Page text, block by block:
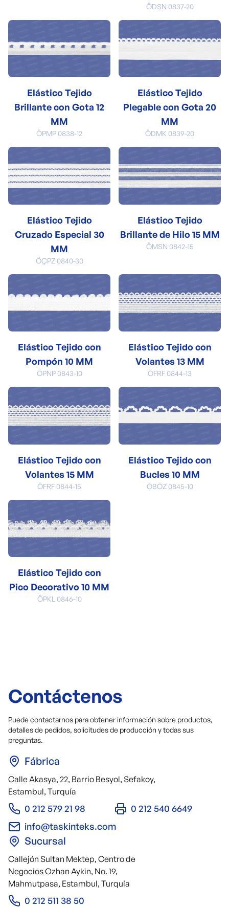
ÖDSN 0837-20
Elástico Tejido
Brillante con Gota 12
MM
ÖPMP 0838-12
Elástico Tejido
Plegable con Gota 20
MM
ÖDMK 0839-20
Elástico Tejido
Cruzado Especial 30
MM
ÖÇPZ 0840-30
Elástico Tejido
Brillante de Hilo 15 MM
ÖMSN 0842-15
Elástico Tejido con
Pompón 10 MM
ÖPNP 0843-10
Elástico Tejido con
Volantes 13 MM
ÖFRF 0844-13
Elástico Tejido con
Volantes 15 MM
ÖFRF 0844-15
Elástico Tejido con
Bucles 10 MM
ÖBÖZ 0845-10
Elástico Tejido con
Pico Decorativo 10 MM
ÖPKL 0846-10
Contáctenos
Puede contactarnos para obtener información sobre productos,
detalles de pedidos, solicitudes de producción y todas sus
preguntas.
Fábrica
Calle Akasya, 22, Barrio Besyol, Sefakoy,
Estambul, Turquía
0 212 579 21 98
0 212 540 6649
info@taskinteks.com
Sucursal
Callejón Sultan Mektep, Centro de
Negocios Ozhan Aykin, No. 19,
Mahmutpasa, Estambul, Turquía
0 212 511 38 50